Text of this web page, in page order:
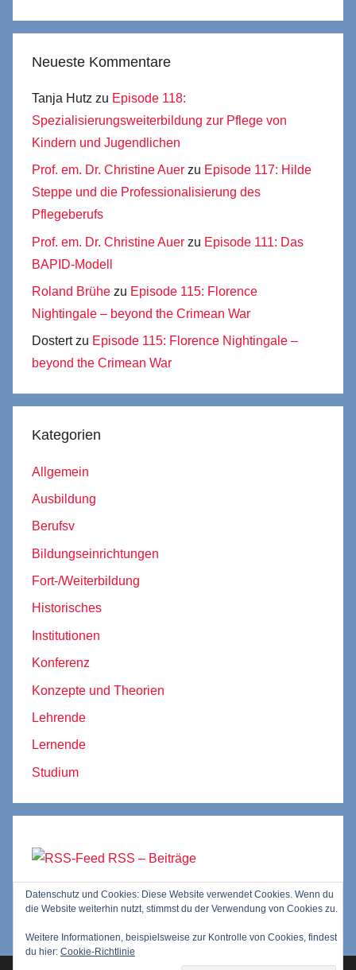
Neueste Kommentare
Tanja Hutz zu Episode 118:
Spezialisierungsweiterbildung zur Pflege von
Kindern und Jugendlichen
Prof. em. Dr. Christine Auer zu Episode 117: Hilde
Steppe und die Professionalisierung des
Pflegeberufs
Prof. em. Dr. Christine Auer zu Episode 111: Das
BAPID-Modell
Roland Brühe zu Episode 115: Florence
Nightingale – beyond the Crimean War
Dostertzu Episode 115: Florence Nightingale –
beyond the Crimean War
Kategorien
Allgemein
Ausbildung
Berufsv
Bildungseinrichtungen
Fort-/Weiterbildung
Historisches
Institutionen
Konferenz
Konzepte und Theorien
Lehrende
Lernende
Studium
RSS – Beiträge
RSS – Kommentare
Datenschutz und Cookies: Diese Website verwendet Cookies. Wenn du
die Website weiterhin nutzt, stimmst du der Verwendung von Cookies zu.
Weitere Informationen, beispielsweise zur Kontrolle von Cookies, findest
du hier: Cookie-Richtlinie